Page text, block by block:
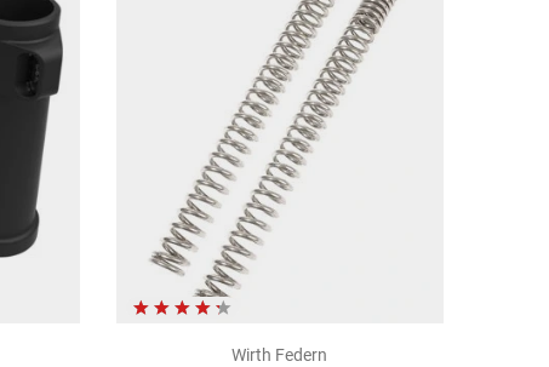
Wirth Federn